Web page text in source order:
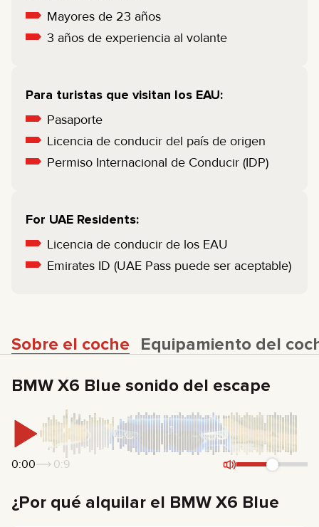
Mayores de 23 años
3 años de experiencia al volante
Para turistas que visitan los EAU:
Pasaporte
Licencia de conducir del país de origen
Permiso Internacional de Conducir (IDP)
For UAE Residents:
Licencia de conducir de los EAU
Emirates ID (UAE Pass puede ser aceptable)
Sobre el coche
Equipamiento del
BMW X6 Blue sonido del escape
0:00 0:9
¿Por qué alquilar el BMW X6 Blue